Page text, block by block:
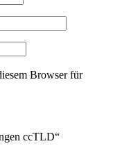
Browser für
ccTLD“